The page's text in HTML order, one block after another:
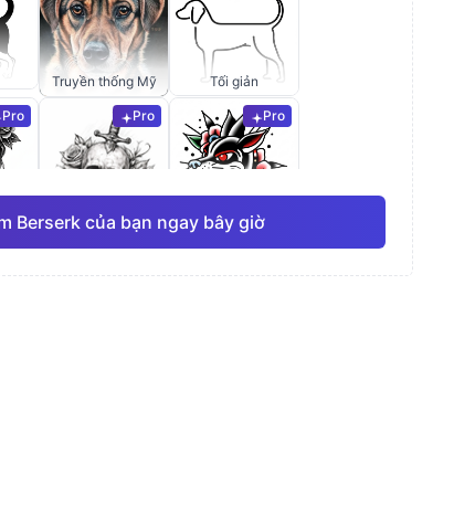
Truyền thống Mỹ Tối giản
Pro Pro
Đường nét mảnh
Pro
Anime
Berserk của bạn ngay bây giờ